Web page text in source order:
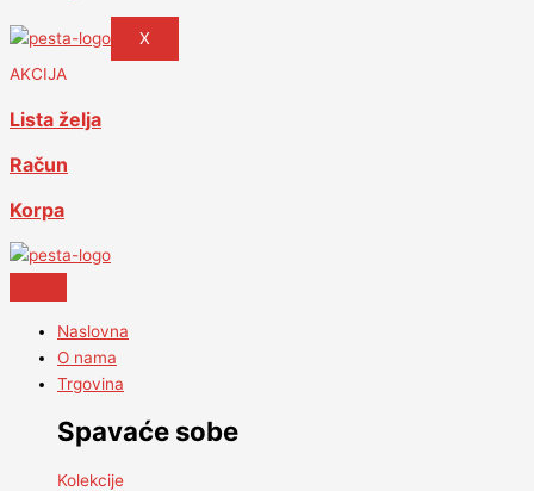
X
AKCIJA
Lista želja
Račun
Korpa
Naslovna
O nama
Trgovina
Spavaće sobe
Kolekcije